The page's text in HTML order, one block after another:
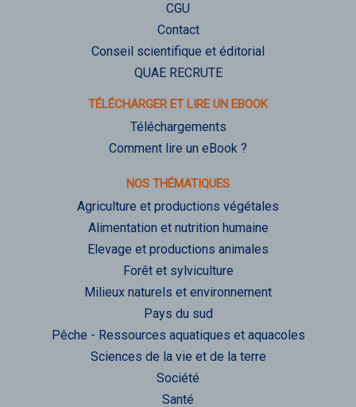
CGU
Contact
Conseil scientifique et éditorial
QUAE RECRUTE
TÉLÉCHARGER ET LIRE UN EBOOK
Téléchargements
Comment lire un eBook ?
NOS THÉMATIQUES
Agriculture et productions végétales
Alimentation et nutrition humaine
Elevage et productions animales
Forêt et sylviculture
Milieux naturels et environnement
Pays du sud
Pêche - Ressources aquatiques et aquacoles
Sciences de la vie et de la terre
Société
Santé